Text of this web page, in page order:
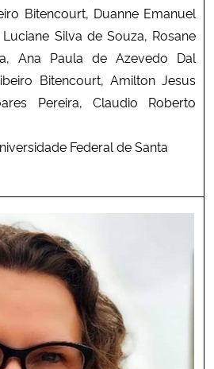
Bitencourt, Duanne Emanuel
Silva de Souza, Rosane
Ana Paula de Azevedo Dal
Bitencourt, Amilton Jesus
Pereira, Claudio Roberto
Federal de Santa